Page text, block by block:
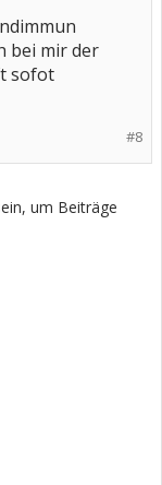
bei mir der
sofot
#8
um Beiträge